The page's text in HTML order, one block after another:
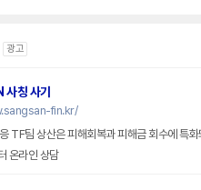
광고
칭 사기
fin.kr/
TF팀 상산은 피해회복과 피해금 회수에 특
온라인 상담